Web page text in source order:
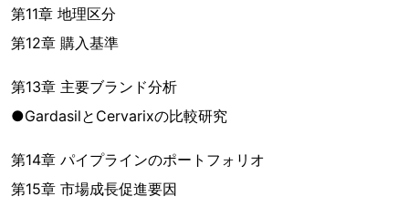
第11章 地理区分
第12章 購入基準
第13章 主要ブランド分析
●GardasilとCervarixの比較研究
第14章 パイプラインのポートフォリオ
第15章 市場成長促進要因